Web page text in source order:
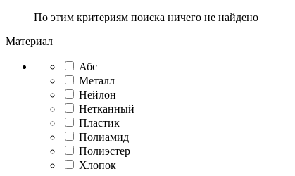
По этим критериям поиска ничего не найдено
Материал
Абс
Металл
Нейлон
Нетканный
Пластик
Полиамид
Полиэстер
Хлопок